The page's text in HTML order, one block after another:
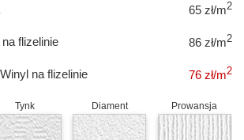
65 zł/m2
flizelinie 86 zł/m2
na flizelinie 76 zł/m2
Tynk Diament Prowansja